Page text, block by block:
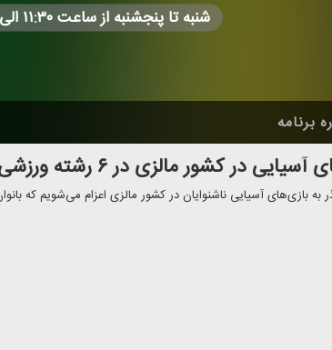
شنبه تا پنجشنبه از ساعت ۱۱:۳۰ الی ۱۲ به مدت ۳۰ دقیقه
برنامه
در كشور مالزی در ۶ رشته ورزشی